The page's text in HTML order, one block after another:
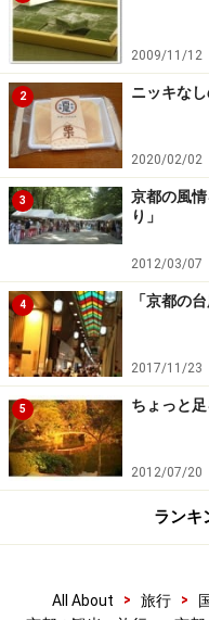
2009/11/12
2 ニッキな
2020/02/02
3
京都の風
り」
2012/03/07
4 「京都の
2017/11/23
5 ちょっと
2012/07/20
ランキ
All About > 旅行 >